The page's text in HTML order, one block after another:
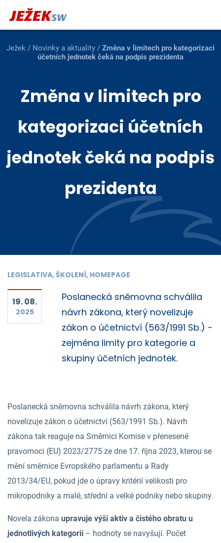
Ježek / Novinky a aktuality / Změna v limitech pro kategorizaci
účetních jednotek čeká na podpis prezidenta
Změna v limitech pro
kategorizaci účetních
jednotek čeká na podpis
prezidenta
LEGISLATIVA, ŠKOLENÍ, HOMEPAGE
19. 08.
2025
Poslanecká sněmovna schválila
návrh zákona, který novelizuje
zákon o účetnictví (563/1991 Sb.) -
zejména limity pro kategorie a
skupiny účetních jednotek.
Poslanecká sněmovna schválila návrh zákona, který
novelizuje zákon o účetnictví (563/1991 Sb.). Návrh
zákona tak reaguje na Směrnici Komise v přenesené
pravomoci (EU) 2023/2775 ze dne 17. října 2023, kterou se
mění směrnice Evropského parlamentu a Rady
2013/34/EU, pokud jde o úpravy kritérií velikosti pro
mikropodniky a malé, střední a velké podniky nebo skupiny.
Novela zákona upravuje výši aktiv a čistého obratu u
jednotlivých kategorií– hodnoty se navyšují. Počet